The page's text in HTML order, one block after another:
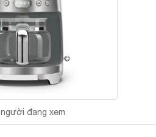
người đang xem